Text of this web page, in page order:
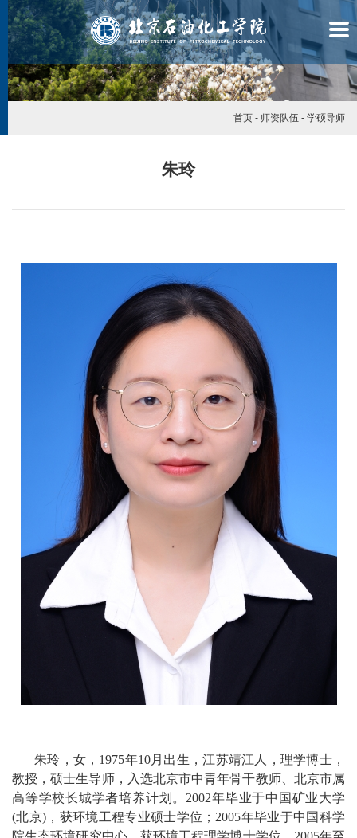
置
教
学
首页 - 师资队伍 - 学硕导师
朱玲
朱玲，女，1975年10月出生，江苏靖江人，理学博士，
教授，硕士生导师，入选北京市中青年骨干教师、北京市属
高等学校长城学者培养计划。2002年毕业于中国矿业大学
(北京)，获环境工程专业硕士学位；2005年毕业于中国科学